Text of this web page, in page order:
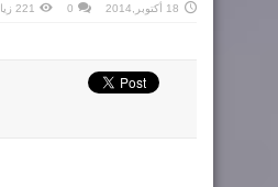
18 أكتوبر,2014
0 221 زيارة